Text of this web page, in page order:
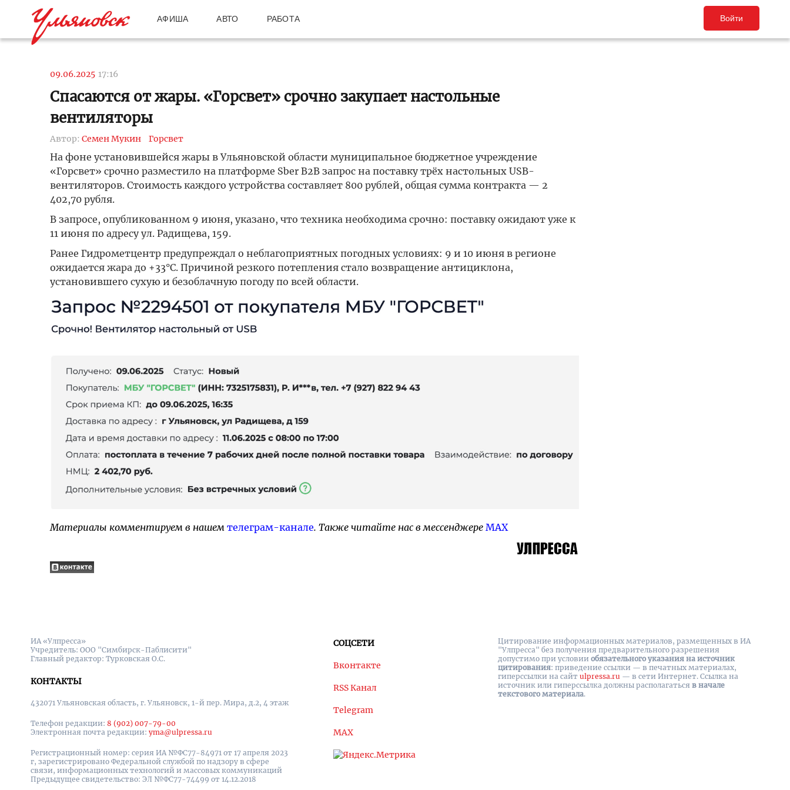
АФИША АВТО РАБОТА Войти
09.06.2025 17:16
Спасаются от жары. «Горсвет» срочно закупает настольные
вентиляторы
Автор: Семен Мукин Горсвет
На фоне установившейся жары в Ульяновской области муниципальное бюджетное учреждение
«Горсвет» срочно разместило на платформе Sber B2B запрос на поставку трёх настольных USB-
вентиляторов. Стоимость каждого устройства составляет 800 рублей, общая сумма контракта — 2
402,70 рубля.
В запросе, опубликованном 9 июня, указано, что техника необходима срочно: поставку ожидают уже к
11 июня по адресу ул. Радищева, 159.
Ранее Гидрометцентр предупреждал о неблагоприятных погодных условиях: 9 и 10 июня в регионе
ожидается жара до +33°C. Причиной резкого потепления стало возвращение антициклона,
установившего сухую и безоблачную погоду по всей области.
Материалы комментируем в нашем телеграм-канале. Также читайте нас в мессенджере MAX
ИА «Улпресса»
Учредитель: ООО "Симбирск-Паблисити"
Главный редактор: Турковская О.С.
КОНТАКТЫ
432071 Ульяновская область, г. Ульяновск, 1-й пер. Мира, д.2, 4 этаж
Телефон редакции: 8 (902) 007-79-00
Электронная почта редакции: yma@ulpressa.ru
Регистрационный номер: серия ИА №ФС77-84971 от 17 апреля 2023
г, зарегистрировано Федеральной службой по надзору в сфере
связи, информационных технологий и массовых коммуникаций
Предыдущее свидетельство: ЭЛ №ФС77-74499 от 14.12.2018
СОЦСЕТИ
Вконтакте
RSS Канал
Telegram
MAX
Цитирование информационных материалов, размещенных в ИА
"Улпресса" без получения предварительного разрешения
допустимо при условии обязательного указания на источник
цитирования: приведение ссылки — в печатных материалах,
гиперссылки на cайт ulpressa.ru — в сети Интернет. Ссылка на
источник или гиперссылка должны располагаться в начале
текстового материала.